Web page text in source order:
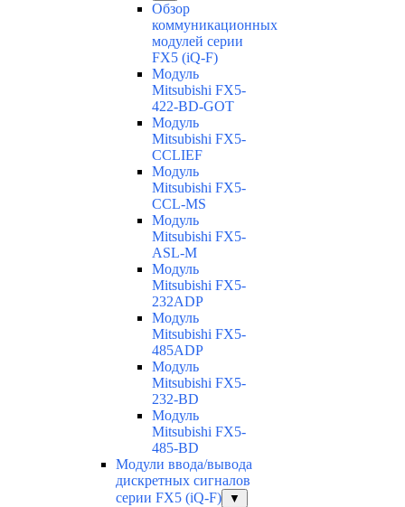
Обзор
коммуникационных
модулей серии
FX5 (iQ-F)
Модуль
Mitsubishi FX5-
422-BD-GOT
Модуль
Mitsubishi FX5-
CCLIEF
Модуль
Mitsubishi FX5-
CCL-MS
Модуль
Mitsubishi FX5-
ASL-M
Модуль
Mitsubishi FX5-
232ADP
Модуль
Mitsubishi FX5-
485ADP
Модуль
Mitsubishi FX5-
232-BD
Модуль
Mitsubishi FX5-
485-BD
Модули ввода/вывода
дискретных сигналов
серии FX5 (iQ-F)
▼